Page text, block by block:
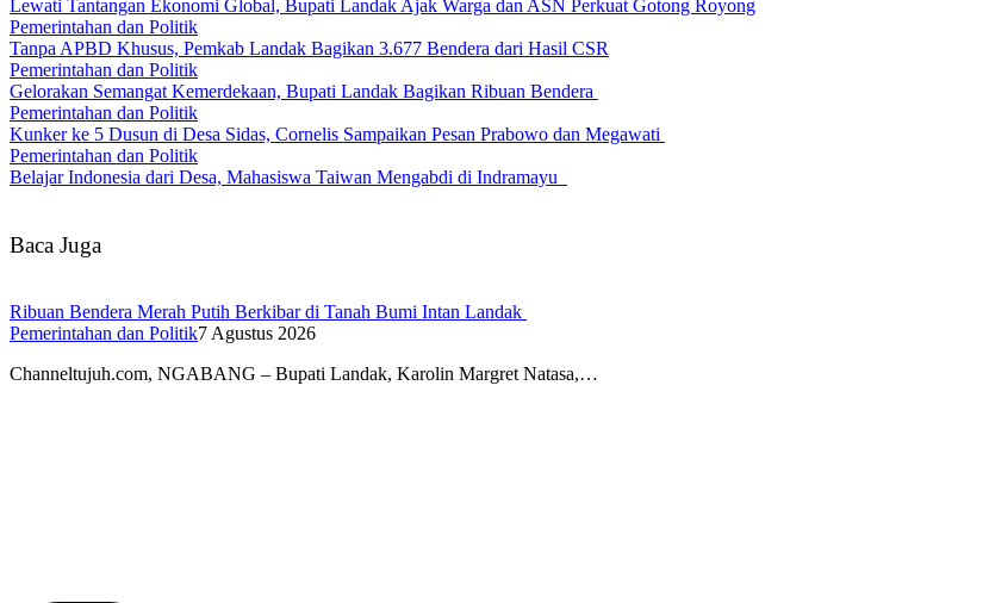
Lewati Tantangan Ekonomi Global, Bupati Landak Ajak Warga dan ASN Perkuat Gotong Royong
Pemerintahan dan Politik
Tanpa APBD Khusus, Pemkab Landak Bagikan 3.677 Bendera dari Hasil CSR
Pemerintahan dan Politik
Gelorakan Semangat Kemerdekaan, Bupati Landak Bagikan Ribuan Bendera
Pemerintahan dan Politik
Kunker ke 5 Dusun di Desa Sidas, Cornelis Sampaikan Pesan Prabowo dan Megawati
Pemerintahan dan Politik
Belajar Indonesia dari Desa, Mahasiswa Taiwan Mengabdi di Indramayu
Baca Juga
Ribuan Bendera Merah Putih Berkibar di Tanah Bumi Intan Landak
Pemerintahan dan Politik7 Agustus 2026
Channeltujuh.com, NGABANG – Bupati Landak, Karolin Margret Natasa,…